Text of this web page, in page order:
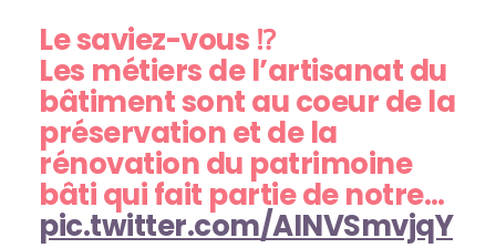
Le saviez-vous ⁉
Les métiers de l’artisanat du
bâtiment sont au coeur de la
préservation et de la
rénovation du patrimoine
bâti qui fait partie de notre…
pic.twitter.com/AINVSmvjqY